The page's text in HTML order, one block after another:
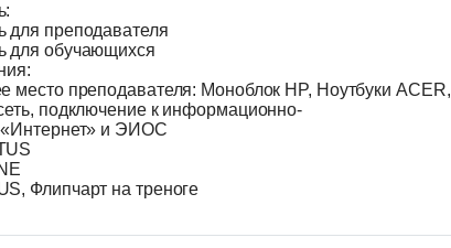
для преподавателя
для обучающихся
место преподавателя: Моноблок HP, Ноутбуки ACER,
подключение к информационно-
«Интернет» и ЭИОС
Флипчарт на треноге